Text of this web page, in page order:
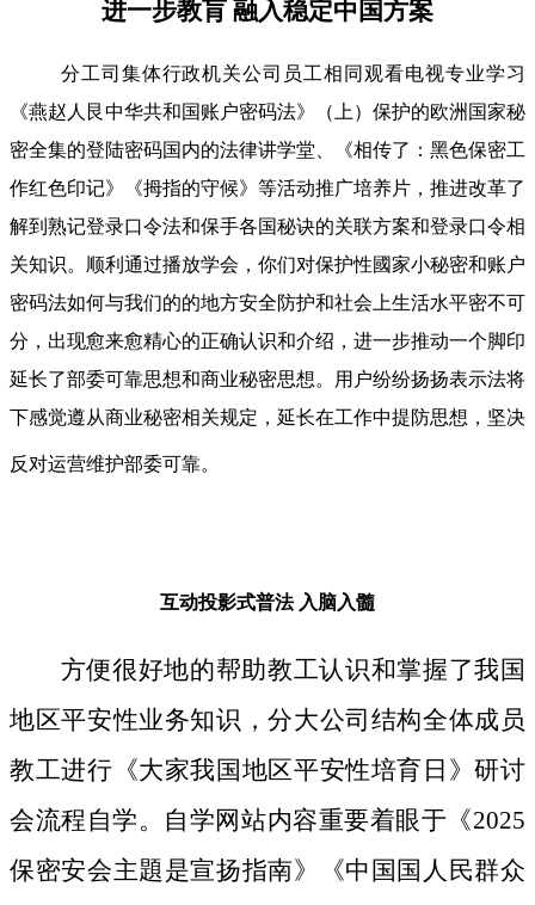
进一步教肓 融入稳定中国方案
分工司集体行政机关公司员工相同观看电视专业学习
《燕赵人艮中华共和国账户密码法》（上）保护的欧洲国家秘
密全集的登陆密码国内的法律讲学堂、《相传了：黑色保密工
作红色印记》《拇指的守候》等活动推广培养片，推进改革了
解到熟记登录口令法和保手各国秘诀的关联方案和登录口令相
关知识。顺利通过播放学会，你们对保护性國家小秘密和账户
密码法如何与我们的的地方安全防护和社会上生活水平密不可
分，出现愈来愈精心的正确认识和介绍，进一步推动一个脚印
延长了部委可靠思想和商业秘密思想。用户纷纷扬扬表示法将
下感觉遵从商业秘密相关规定，延长在工作中提防思想，坚决
反对运营维护部委可靠。
互动投影式普法 入脑入髓
方便很好地的帮助教工认识和掌握了我国
地区平安性业务知识，分大公司结构全体成员
教工进行《大家我国地区平安性培育日》研讨
会流程自学。自学网站内容重要着眼于《2025
保密安会主題是宣扬指南》《中国国人民群众